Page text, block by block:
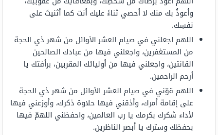
وأعوذُ بك منك لا أحصي ثناءً عليك أنت كما أثنيتَ على
نفسِك.
اللهم اجعلني في صيام العشر الأوائل من شهر ذي الحجة
من المستغفرين، واجعلني فيها من عبادك الصالحين
القانتين، واجعلني فيها من أوليائك المقربين، برأفتك يا
أرحم الراحمين.
اللهم قوّني في صيام العشر الأوائل من شهر ذي الحجة
على إقامة أمرك، وأذقني فيها حلاوة ذكرك، وأوزعني فيها
لأداء شكرك بكرمك يا رب العالمين، واحفظني اللهمّ فيها
بحفظك وسترك يا أبصر الناظرين.